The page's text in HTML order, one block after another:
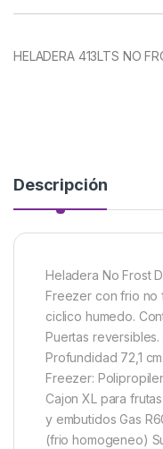
HELADERA 413LTS NO
Descripción
Heladera No Frost
Freezer con frio no
ciclico humedo.
Puertas reversibles.
Profundidad 72,1
Freezer:
Cajon XL para
y embutidos Gas
(frio homogeneo)